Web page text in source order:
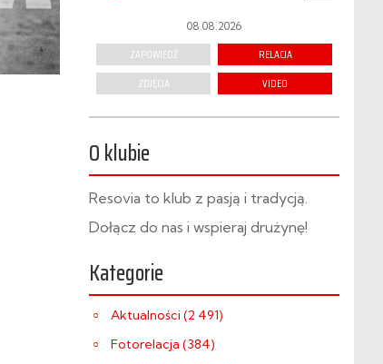
08.08.2026
ZAPOWIEDŹ
RELACJA
ZDJĘCIA
VIDEO
O klubie
Resovia to klub z pasją i tradycją.
Dołącz do nas i wspieraj drużynę!
Kategorie
Aktualności (2 491)
Fotorelacja (384)